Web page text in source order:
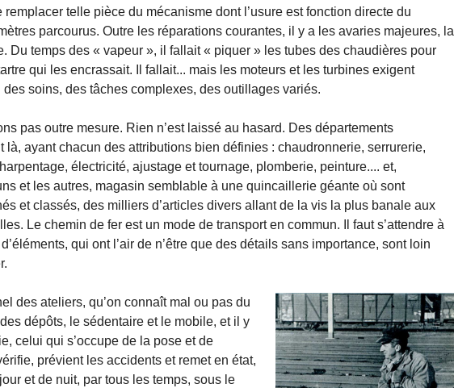
remplacer telle pièce du mécanisme dont l’usure est fonction directe du
parcourus. Outre les réparations courantes, il y a les avaries majeures, la
Du temps des « vapeur », il fallait « piquer » les tubes des chaudières pour
qui les encrassait. Il fallait... mais les moteurs et les turbines exigent
soins, des tâches complexes, des outillages variés.
pas outre mesure. Rien n’est laissé au hasard. Des départements
là, ayant chacun des attributions bien définies : chaudronnerie, serrurerie,
électricité, ajustage et tournage, plomberie, peinture.... et,
et les autres, magasin semblable à une quincaillerie géante où sont
et classés, des milliers d’articles divers allant de la vis la plus banale aux
Le chemin de fer est un mode de transport en commun. Il faut s’attendre à
qui ont l’air de n’être que des détails sans importance, sont loin
des ateliers, qu’on connaît mal ou pas du
dépôts, le sédentaire et le mobile, et il y
celui qui s’occupe de la pose et de
prévient les accidents et remet en état,
et de nuit, par tous les temps, sous le